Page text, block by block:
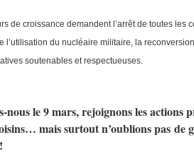
de croissance demandent l’arrêt de toutes
l’utilisation du nucléaire militaire, la
soutenables et respectueuses.
nous le 9 mars, rejoignons les actions
mais surtout n’oublions pas